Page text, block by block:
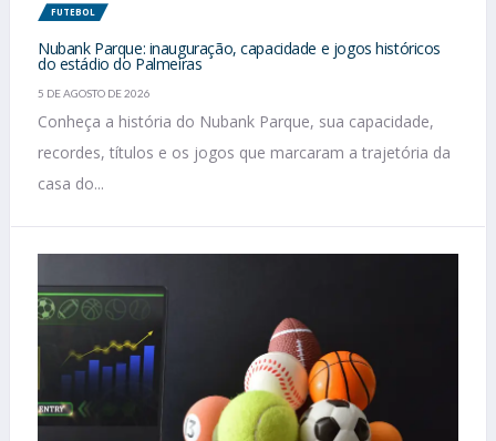
FUTEBOL
Nubank Parque: inauguração, capacidade e jogos históricos
do estádio do Palmeiras
5 DE AGOSTO DE 2026
Conheça a história do Nubank Parque, sua capacidade,
recordes, títulos e os jogos que marcaram a trajetória da
casa do...